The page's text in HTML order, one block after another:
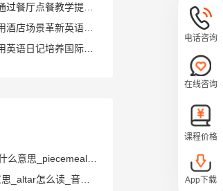
VIPKID 如何通过餐厅点餐教学提升少儿英语应用能力？
VIPKID 如何用酒店场景革新英语教学？
VIPKID 如何用英语日记培养国际化人才？
piecemeal是什么意思_piecemeal怎么读_音标ˈpi-smi-l
altar是什么意思_altar怎么读_音标'ɔ-ltə(r)
电话咨询
在线咨询
课程价格
App下载